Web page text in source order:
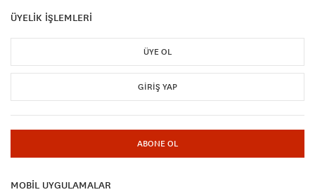
ÜYELİK İŞLEMLERİ
ÜYE OL
GIRIŞ YAP
ABONE OL
MOBİL UYGULAMALAR